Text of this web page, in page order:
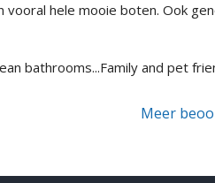
vooral hele mooie boten. Ook
bathrooms...Family and pet
Meer